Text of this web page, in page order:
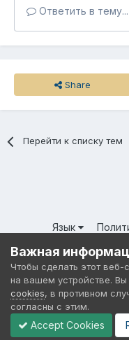
Ответить в тему...
Share
Перейти к списку тем
Язык
© 2016-2026 DMS
Важная
Чтобы сделать этот
на вашем устройстве.
cookies, в противном
согласны с этим.
Accept Cookies